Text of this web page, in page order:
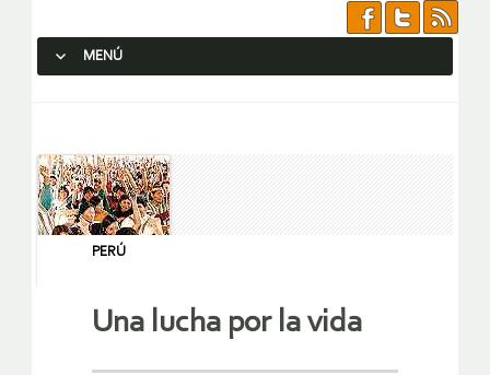
MENÚ
PERÚ
Una lucha por la vida